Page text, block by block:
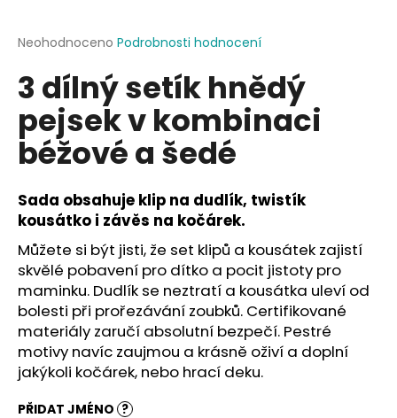
Průměrné
produktu
je
5
hvězdiček.
Neohodnoceno Podrobnosti hodnocení
3 dílný setík hnědý
pejsek v kombinaci
béžové a šedé
Sada obsahuje klip na dudlík, twistík
kousátko i závěs na kočárek.
Můžete si být jisti, že set klipů a kousátek zajistí
skvělé pobavení pro dítko a pocit jistoty pro
maminku. Dudlík se neztratí a kousátka uleví od
bolesti při prořezávání zoubků. Certifikované
materiály zaručí absolutní bezpečí. Pestré
motivy navíc zaujmou a krásně oživí a doplní
jakýkoli kočárek, nebo hrací deku.
PŘIDAT JMÉNO ?
j
í
t
?
HLEDAT
D
o
p
o
r
u
č